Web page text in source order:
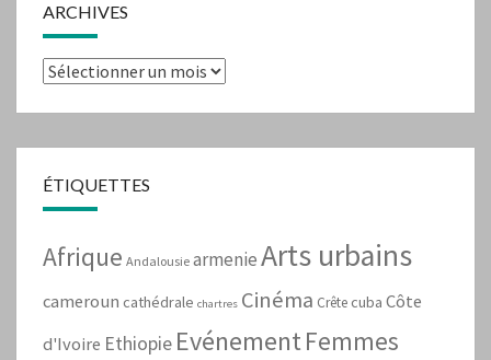
ARCHIVES
Archives
ÉTIQUETTES
Afrique Andalousie armenieArts urbains
cameroun cathédrale chartres Cinéma Crêtecuba Côte
d'Ivoire Ethiopie EvénementFemmes